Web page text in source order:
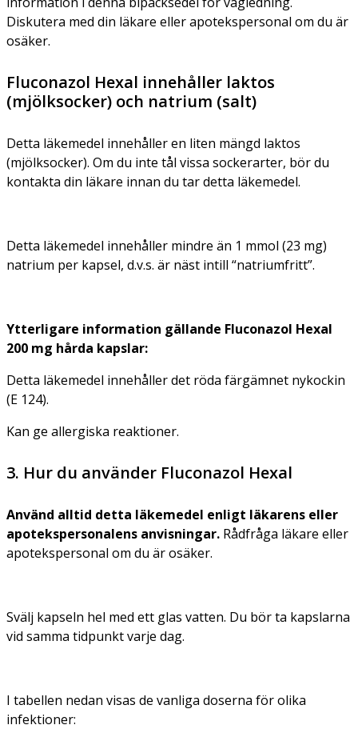
Diskutera med din läkare eller apotekspersonal om du är
osäker.
Fluconazol Hexal innehåller laktos
(mjölksocker) och natrium (salt)
Detta läkemedel innehåller en liten mängd laktos
(mjölksocker). Om du inte tål vissa sockerarter, bör du
kontakta din läkare innan du tar detta läkemedel.
Detta läkemedel innehåller mindre än 1 mmol (23 mg)
natrium per kapsel, d.v.s. är näst intill “natriumfritt”.
Ytterligare information gällande Fluconazol Hexal
200 mg hårda kapslar:
Detta läkemedel innehåller det röda färgämnet nykockin
(E 124).
Kan ge allergiska reaktioner.
3. Hur du använder Fluconazol Hexal
Använd alltid detta läkemedel enligt läkarens eller
apotekspersonalens anvisningar. Rådfråga läkare eller
apotekspersonal om du är osäker.
Svälj kapseln hel med ett glas vatten. Du bör ta kapslarna
vid samma tidpunkt varje dag.
I tabellen nedan visas de vanliga doserna för olika
infektioner: